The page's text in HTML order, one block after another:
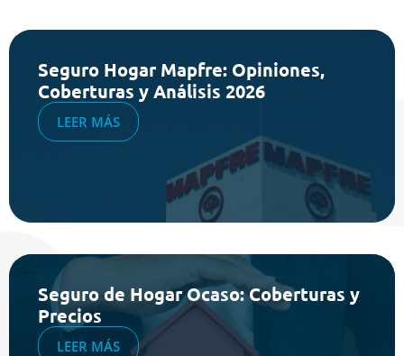
Seguro Hogar Mapfre: Opiniones,
Coberturas y Análisis 2026
LEER MÁS
Seguro de Hogar Ocaso: Coberturas y
Precios
LEER MÁS